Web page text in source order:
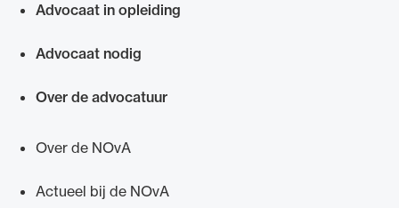
Advocaat in opleiding
Advocaat nodig
Over de advocatuur
Over de NOvA
Actueel bij de NOvA
de advocatuur (Voda) en de Regeling op de